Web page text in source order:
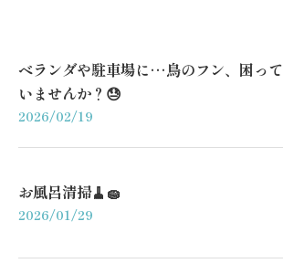
ベランダや駐車場に…鳥のフン、困って
いませんか？😓
2026/02/19
お風呂清掃🧹🧽
2026/01/29